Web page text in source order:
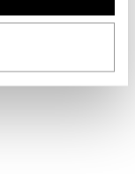
(25 °C)